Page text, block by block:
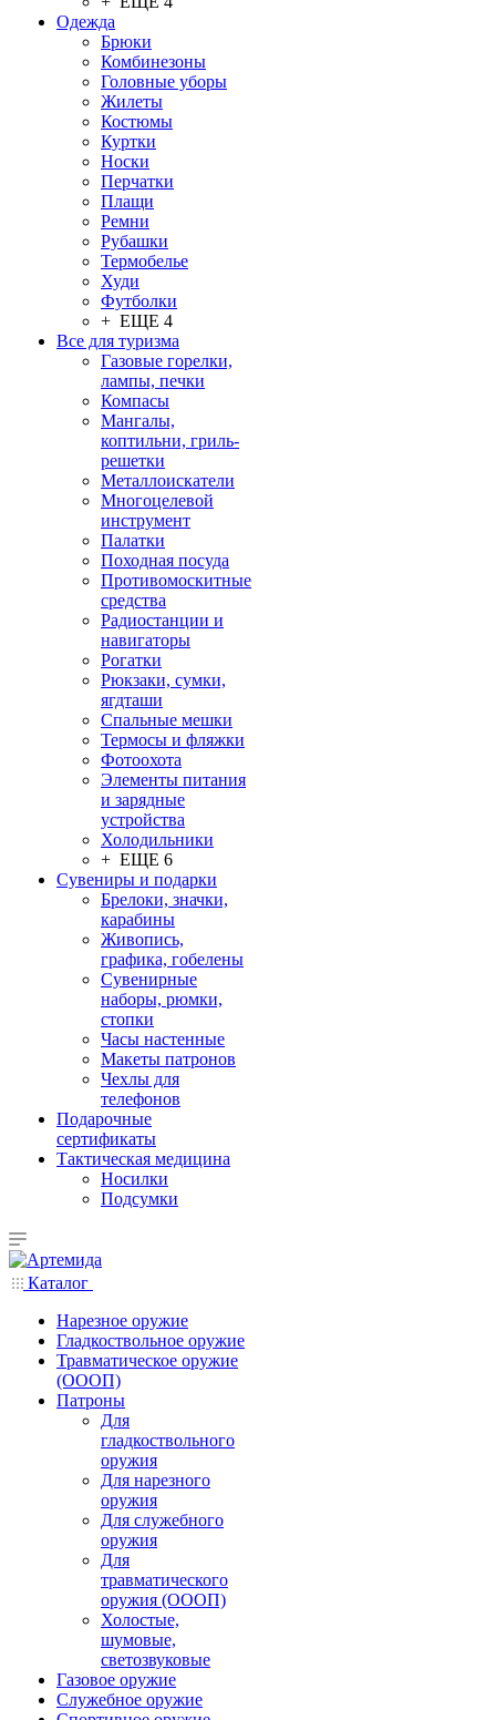
Одежда
Брюки
Комбинезоны
Головные уборы
Жилеты
Костюмы
Куртки
Носки
Перчатки
Плащи
Ремни
Рубашки
Термобелье
Худи
Футболки
+ ЕЩЕ 4
Все для туризма
Газовые горелки,
лампы, печки
Компасы
Мангалы,
коптильни, гриль-
решетки
Металлоискатели
Многоцелевой
инструмент
Палатки
Походная посуда
Противомоскитные
средства
Радиостанции и
навигаторы
Рогатки
Рюкзаки, сумки,
ягдташи
Спальные мешки
Термосы и фляжки
Фотоохота
Элементы питания
и зарядные
устройства
Холодильники
+ ЕЩЕ 6
Сувениры и подарки
Брелоки, значки,
карабины
Живопись,
графика, гобелены
Сувенирные
наборы, рюмки,
стопки
Часы настенные
Макеты патронов
Чехлы для
телефонов
Подарочные
сертификаты
Тактическая медицина
Носилки
Подсумки
Каталог
Нарезное оружие
Гладкоствольное оружие
Травматическое оружие
(ОООП)
Патроны
Для
гладкоствольного
оружия
Для нарезного
оружия
Для служебного
оружия
Для
травматического
оружия (ОООП)
Холостые,
шумовые,
светозвуковые
Газовое оружие
Служебное оружие